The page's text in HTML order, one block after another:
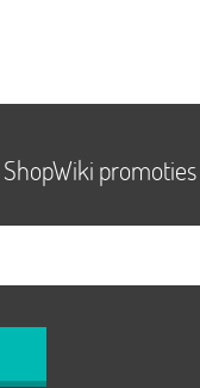
promoties